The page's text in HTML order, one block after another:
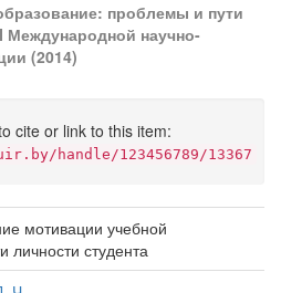
проблемы и пути
Международной научно-
(2014)
cite or link to this item:
handle/123456789/13367
мотивации учебной
личности студента